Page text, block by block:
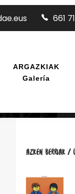
661
ARGAZKIAK
Galería
AZKEN